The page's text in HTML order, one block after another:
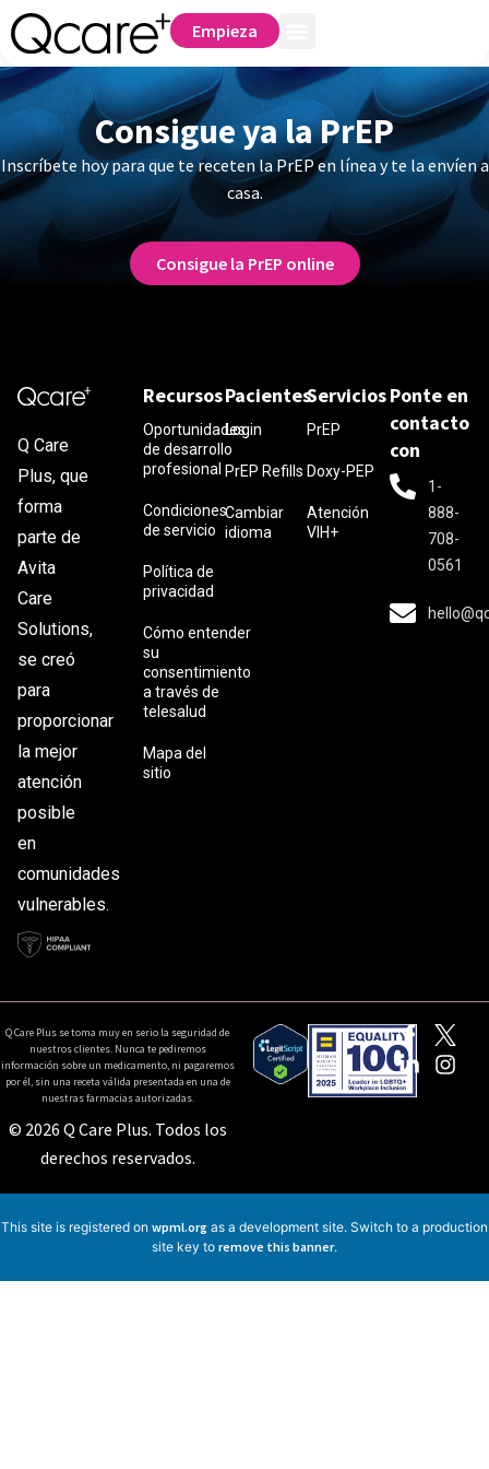
Empieza
Consigue ya la PrEP
Inscríbete hoy para que te receten la PrEP en línea y te la envíen a
casa.
Consigue la PrEP online
Q Care
Plus, que
forma
parte de
Avita
Care
Solutions,
se creó
para
proporcionar
la mejor
atención
posible
en
comunidades
vulnerables.
Recursos
Oportunidades
de desarrollo
profesional
Condiciones
de servicio
Política de
privacidad
Cómo entender
su
consentimiento
a través de
telesalud
Mapa del
sitio
Pacientes
Login
PrEP Refills
Cambiar
idioma
Servicios
PrEP
Doxy-PEP
Atención
VIH+
Ponte en
contacto
con
1-
888-
708-
0561
Q Care Plus se toma muy en serio la seguridad de
nuestros clientes. Nunca te pediremos
información sobre un medicamento, ni pagaremos
por él, sin una receta válida presentada en una de
nuestras farmacias autorizadas.
© 2026 Q Care Plus. Todos los
derechos reservados.
This site is registered on wpml.org as a development site. Switch to a production
site key to remove this banner.